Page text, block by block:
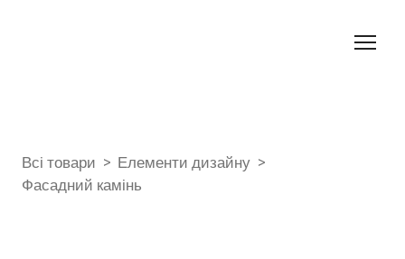
Всі товари
Елементи дизайну
Фасадний камінь